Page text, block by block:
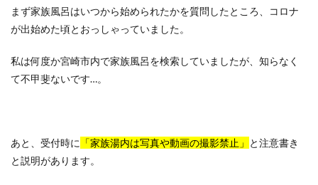
まず家族風呂はいつから始められたかを質問したところ、コロナ
が出始めた頃とおっしゃっていました。
私は何度か宮崎市内で家族風呂を検索していましたが、知らなく
て不甲斐ないです…。
あと、受付時に 「家族湯内は写真や動画の撮影禁止」 と注意書き
と説明があります。